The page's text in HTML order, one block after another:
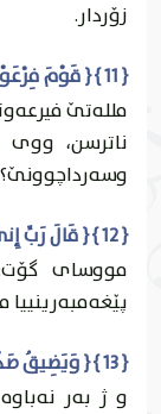
زۆردار.
{ 11 } { قَوْمَ فِرْعَوْنَ ۚ أَلَا يَتَّقُونَ }
ملله‌تێ
ناترسن،
وسه‌رداچوونێ؟
{ 12 } { قَالَ رَبِّ إِنِّي أَخَافُ أَنْ يُكَذِّبُونِ }
مووساى
{ 13 } { وَيَضِيقُ صَدْرِي وَلَا يَنْطَلِقُ لِسَانِي فَأَرْسِلْ إِلَىٰ هَارُونَ }
و ژ به‌ر